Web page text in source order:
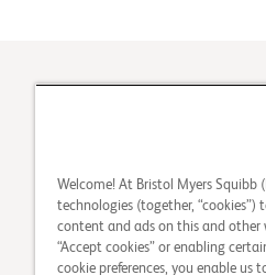
Sie infrage
Welcome! At Bristol Myers Squibb
technologies (together, “cookies”)
content and ads on this and other
“Accept cookies” or enabling
cookie preferences, you enable